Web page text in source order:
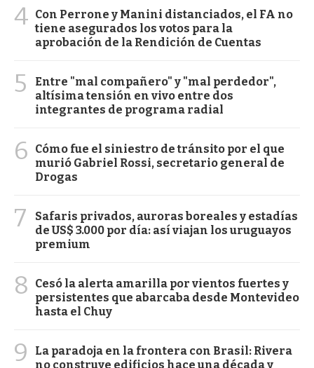
4 Con Perrone y Manini distanciados, el FA no
tiene asegurados los votos para la
aprobación de la Rendición de Cuentas
5
Entre "mal compañero" y "mal perdedor",
altísima tensión en vivo entre dos
integrantes de programa radial
6
Cómo fue el siniestro de tránsito por el que
murió Gabriel Rossi, secretario general de
Drogas
7
Safaris privados, auroras boreales y estadías
de US$ 3.000 por día: así viajan los uruguayos
premium
8
Cesó la alerta amarilla por vientos fuertes y
persistentes que abarcaba desde Montevideo
hasta el Chuy
9
La paradoja en la frontera con Brasil: Rivera
no construye edificios hace una década y